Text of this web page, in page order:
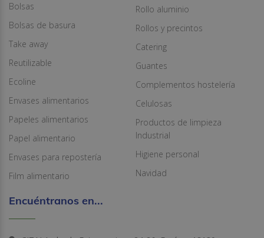
Bolsas
Bolsas de basura
Take away
Reutilizable
Ecoline
Envases alimentarios
Papeles alimentarios
Papel alimentario
Envases para repostería
Film alimentario
Rollo aluminio
Rollos y precintos
Catering
Guantes
Complementos hostelería
Celulosas
Productos de limpieza
Industrial
Higiene personal
Navidad
Encuéntranos en...